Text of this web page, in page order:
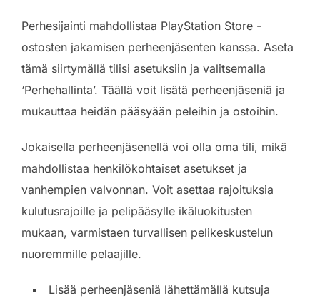
Perhesijainti mahdollistaa PlayStation Store -
ostosten jakamisen perheenjäsenten kanssa. Aseta
tämä siirtymällä tilisi asetuksiin ja valitsemalla
‘Perhehallinta’. Täällä voit lisätä perheenjäseniä ja
mukauttaa heidän pääsyään peleihin ja ostoihin.
Jokaisella perheenjäsenellä voi olla oma tili, mikä
mahdollistaa henkilökohtaiset asetukset ja
vanhempien valvonnan. Voit asettaa rajoituksia
kulutusrajoille ja pelipääsylle ikäluokitusten
mukaan, varmistaen turvallisen pelikeskustelun
nuoremmille pelaajille.
Lisää perheenjäseniä lähettämällä kutsuja